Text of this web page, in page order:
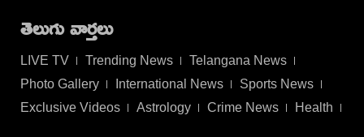
తెలుగు వార్తలు
LIVE TV Trending News
Telangana News
Photo Gallery
International News
Sports News
Exclusive Videos
Astrology Crime News Health